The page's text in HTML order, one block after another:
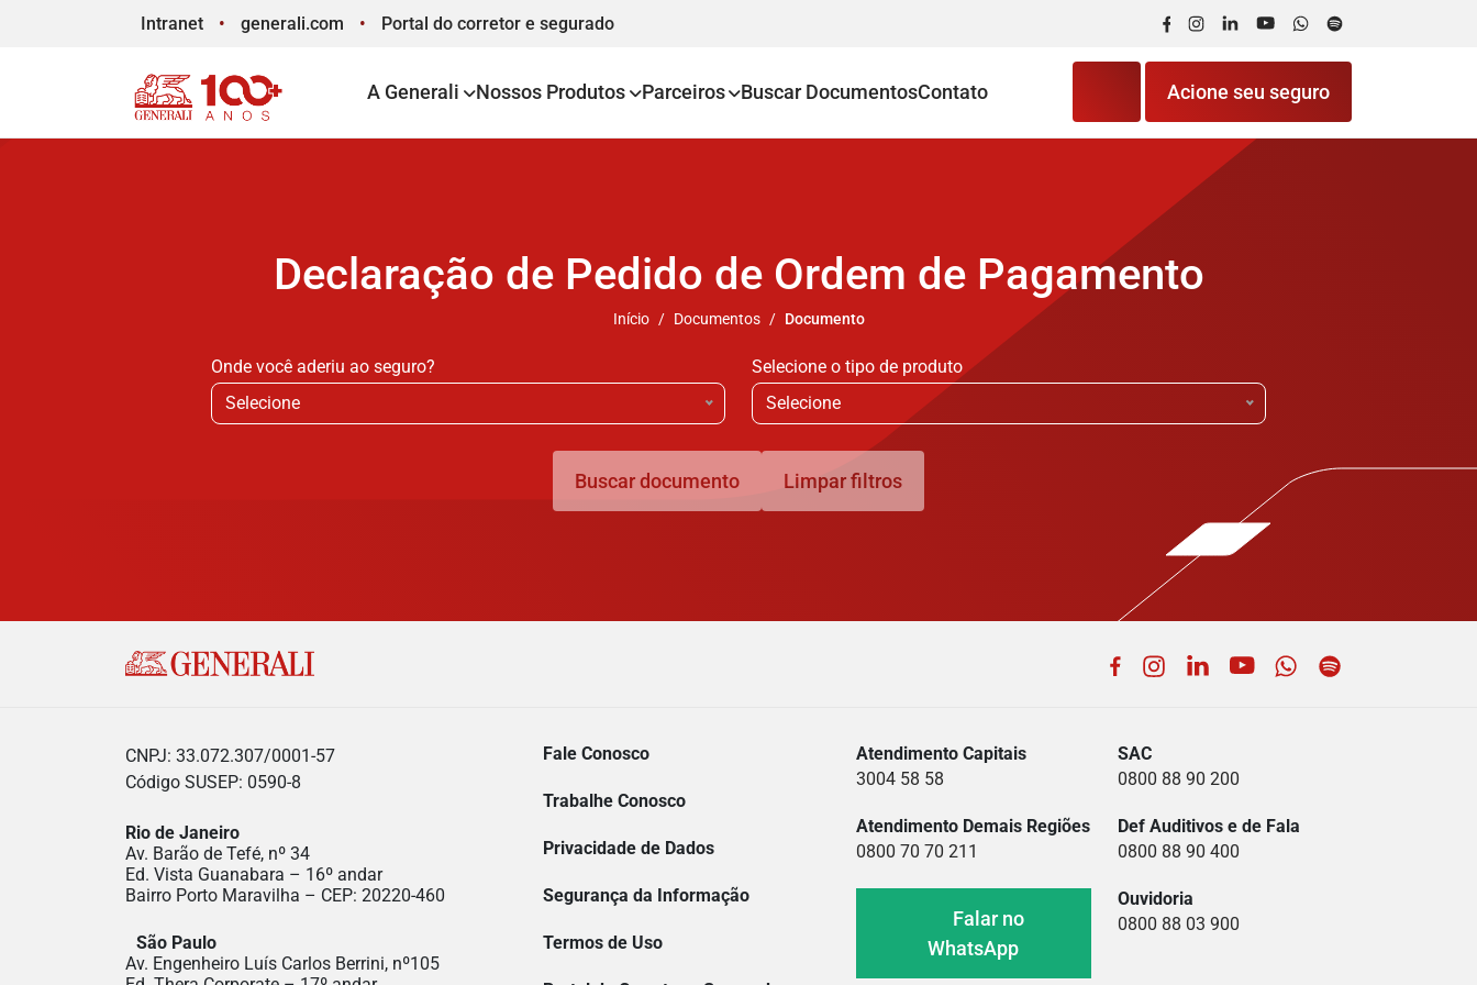
Intranet generali.com Portal do corretor e segurado FacebookInstagram
LinkedInYouTubeWhatsApp
Spotify
A Generali Nossos Produtos Parceiros Buscar DocumentosContato Acione seu seguro
Declaração de Pedido de Ordem de Pagamento
Início Documentos Documento
Onde você aderiu ao seguro?
Selecione
Selecione o tipo de produto
Selecione
Buscar documento Limpar filtros
Facebook
Instagram
LinkedIn
YouTubeWhatsApp
CNPJ: 33.072.307/0001-57
Código SUSEP: 0590-8
Rio de Janeiro
Av. Barão de Tefé, nº 34
Ed. Vista Guanabara – 16º andar
Bairro Porto Maravilha – CEP: 20220-460
São Paulo
Av. Engenheiro Luís Carlos Berrini, nº105
Fale Conosco
Trabalhe Conosco
Privacidade de Dados
Segurança da Informação
Termos de Uso
Atendimento Capitais
3004 58 58
Atendimento Demais Regiões
0800 70 70 211
Falar no
WhatsApp
SAC
0800 88 90 200
Def Auditivos e de Fala
0800 88 90 400
Ouvidoria
0800 88 03 900